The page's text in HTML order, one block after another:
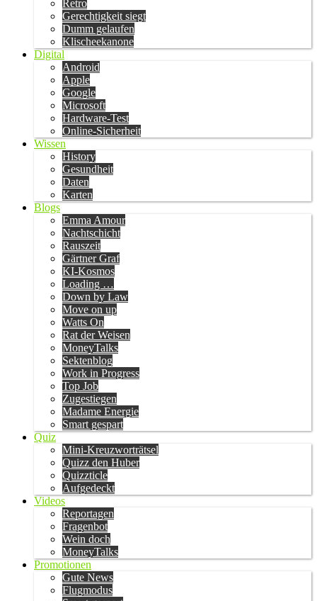
Retro
Gerechtigkeit siegt
Dumm gelaufen
Klischeekanone
Digital
Android
Apple
Google
Microsoft
Hardware-Test
Online-Sicherheit
Wissen
History
Gesundheit
Daten
Karten
Blogs
Emma Amour
Nachtschicht
Rauszeit
Gärtner Graf
KI-Kosmos
Loading …
Down by Law
Move on up
Watts On
Rat der Weisen
MoneyTalks
Sektenblog
Work in Progress
Top Job
Zugestiegen
Madame Energie
Smart gespart
Quiz
Mini-Kreuzworträtsel
Quizz den Huber
Quizzticle
Aufgedeckt
Videos
Reportagen
Fragenbot
Wein doch
MoneyTalks
Promotionen
Gute News
Flugmodus